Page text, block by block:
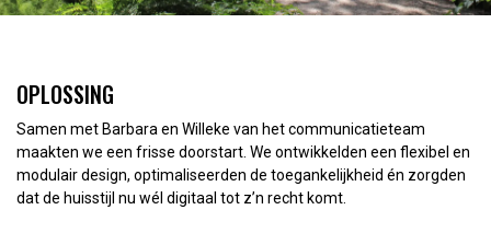
OPLOSSING
Samen met Barbara en Willeke van het communicatieteam
maakten we een frisse doorstart. We ontwikkelden een flexibel en
modulair design, optimaliseerden de toegankelijkheid én zorgden
dat de huisstijl nu wél digitaal tot z’n recht komt.